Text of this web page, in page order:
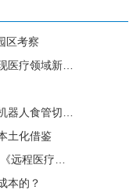
区考察
领域新突破
食管切除术
土化借鉴
指南（最终版）》
本的？